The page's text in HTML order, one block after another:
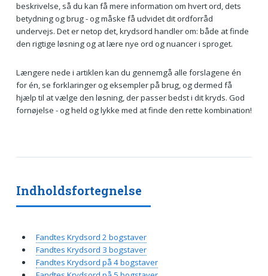
beskrivelse, så du kan få mere information om hvert ord, dets
betydning og brug - og måske få udvidet dit ordforråd
undervejs. Det er netop det, krydsord handler om: både at finde
den rigtige løsning og at lære nye ord og nuancer i sproget.
Længere nede i artiklen kan du gennemgå alle forslagene én
for én, se forklaringer og eksempler på brug, og dermed få
hjælp til at vælge den løsning, der passer bedst i dit kryds. God
fornøjelse - og held og lykke med at finde den rette kombination!
Indholdsfortegnelse
Fandtes Krydsord 2 bogstaver
Fandtes Krydsord 3 bogstaver
Fandtes Krydsord på 4 bogstaver